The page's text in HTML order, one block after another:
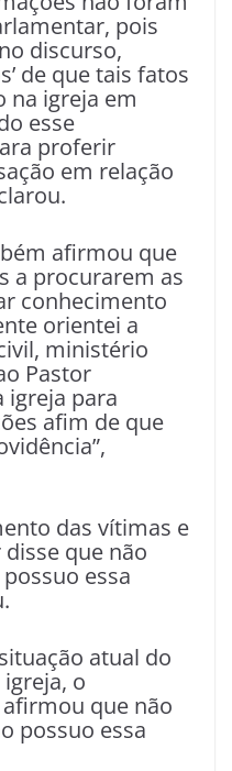
pois
discurso,
de que tais fatos
na igreja em
esse
proferir
em relação
afirmou que
a procurarem as
conhecimento
orientei a
ministério
Pastor
igreja para
afim de que
das vítimas e
que não
essa
atual do
o
que não
possuo essa